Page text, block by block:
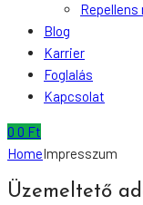
Repellens
Blog
Karrier
Foglalás
Kapcsolat
0 0 Ft
HomeImpresszum
Üzemeltető